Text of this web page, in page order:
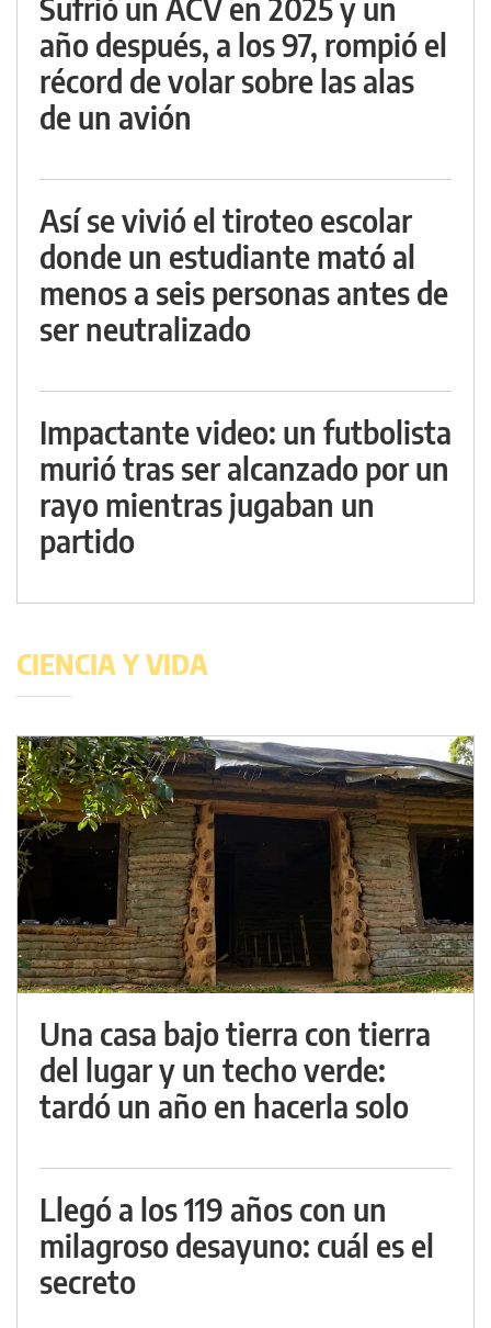
Sufrió un ACV en 2025 y un
año después, a los 97, rompió el
récord de volar sobre las alas
de un avión
Así se vivió el tiroteo escolar
donde un estudiante mató al
menos a seis personas antes de
ser neutralizado
Impactante video: un futbolista
murió tras ser alcanzado por un
rayo mientras jugaban un
partido
CIENCIA Y VIDA
Una casa bajo tierra con tierra
del lugar y un techo verde:
tardó un año en hacerla solo
Llegó a los 119 años con un
milagroso desayuno: cuál es el
secreto